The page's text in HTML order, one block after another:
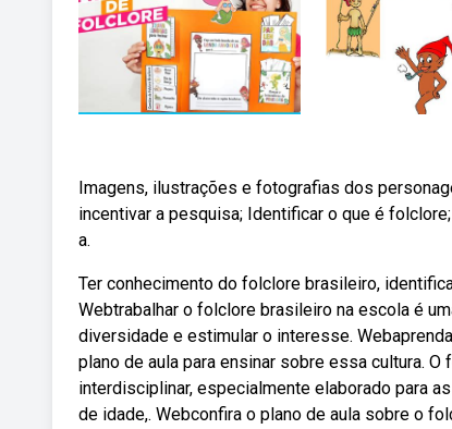
Imagens, ilustrações e fotografias dos
incentivar a pesquisa; Identificar o que é
a.
Ter conhecimento do folclore brasileiro,
Webtrabalhar o folclore brasileiro na escola é
diversidade e estimular o interesse.
plano de aula para ensinar sobre essa cultura.
interdisciplinar, especialmente elaborado para
de idade,. Webconfira o plano de aula sobre o